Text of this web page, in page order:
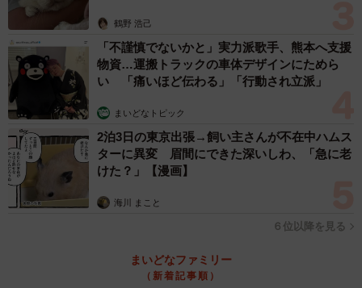
鶴野 浩己
「不謹慎でないかと」実力派歌手、熊本へ支援
物資…運搬トラックの車体デザインにためら
い 「痛いほど伝わる」「行動され立派」
まいどなトピック
2泊3日の東京出張→飼い主さんが不在中ハムス
ターに異変 眉間にできた深いしわ、「急に老
けた？」【漫画】
海川 まこと
６位以降を見る
まいどなファミリー
（新着記事順）